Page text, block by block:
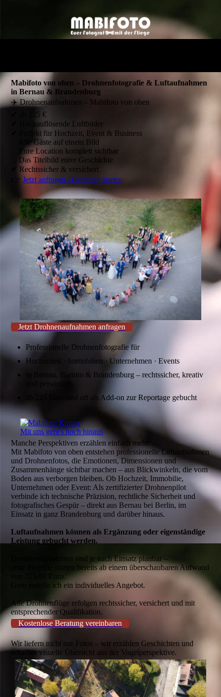
Mabifoto von oben – Drohnenfotografie & Luftaufnahmen
in Bernau & Brandenburg
✈️ Drohnenaufnahmen – Mabifoto von oben
✔ ab 225 €
✔ Hochauflösende Luftbilder
✔ Perfekt für Hochzeit, Event & Business
Alle Gäste auf einem Bild
Eure Location komplett sichtbar
Das Titelbild eurer Geschichte
✔ Rechtssicher & versichert
👉Jetzt anfragen / Beratung starten
Jetzt Drohnenaufnahmen anfragen
Professionelle Drohnenfotografie für
Hochzeiten · Immobilien · Unternehmen · Events
in Bernau, Barnim & Brandenburg – rechtssicher, kreativ
und persönlich.
ab 225 Euro und oft als Add-on zur Reportage gebucht
Mit uns geht's hoch hinaus
Manche Perspektiven erzählen einfach mehr.
Mit Mabifoto von oben entstehen professionelle Luftaufnahmen
und Drohnenfotos, die Emotionen, Dimensionen und
Zusammenhänge sichtbar machen – aus Blickwinkeln, die vom
Boden aus verborgen bleiben. Ob Hochzeit, Immobilie,
Unternehmen oder Event: Als zertifizierter Drohnenpilot
verbinde ich technische Präzision, rechtliche Sicherheit und
fotografisches Gespür – direkt aus Bernau bei Berlin, im
Einsatz in ganz Brandenburg und darüber hinaus.
Luftaufnahmen können als Ergänzung oder eigenständige
Leistung gebucht werden.
Drohnenaufnahmen sind je nach Einsatz planbar –
erste Projekte starten bereits ab einem überschaubaren Aufwand
von 225,00 Euro.
Gern erstelle ich ein individuelles Angebot.
Alle Drohnenflüge erfolgen rechtssicher, versichert und mit
entsprechender Qualifikation.
Kostenlose Beratung vereinbaren
Wir liefern nicht nur Fotos – wir erzählen Geschichten und
schaffen visuelle Übersicht aus der Vogelperspektive.